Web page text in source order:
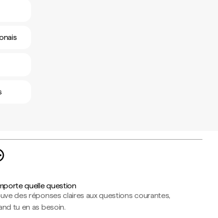
quelle question
des réponses claires aux questions courantes,
tu en as besoin.